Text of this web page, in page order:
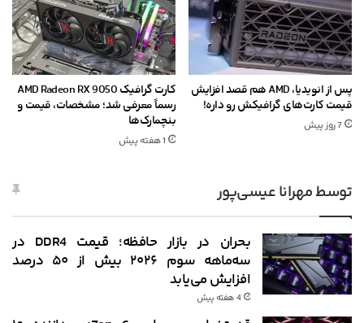
پس از انویدیا، AMD هم قصد افزایش
قیمت کارت‌های گرافیکش رو داره!
7 روز پیش
کارت گرافیک AMD Radeon RX 9050
رسماً معرفی شد؛ مشخصات، قیمت و
بنچمارک‌ها
1 هفته پیش
توسط مهرانا عیسی‌پور
بحران در بازار حافظه؛ قیمت DDR4 در
سه‌ماهه سوم ۲۰۲۶ بیش از ۵۰ درصد
افزایش می‌یابد
4 هفته پیش